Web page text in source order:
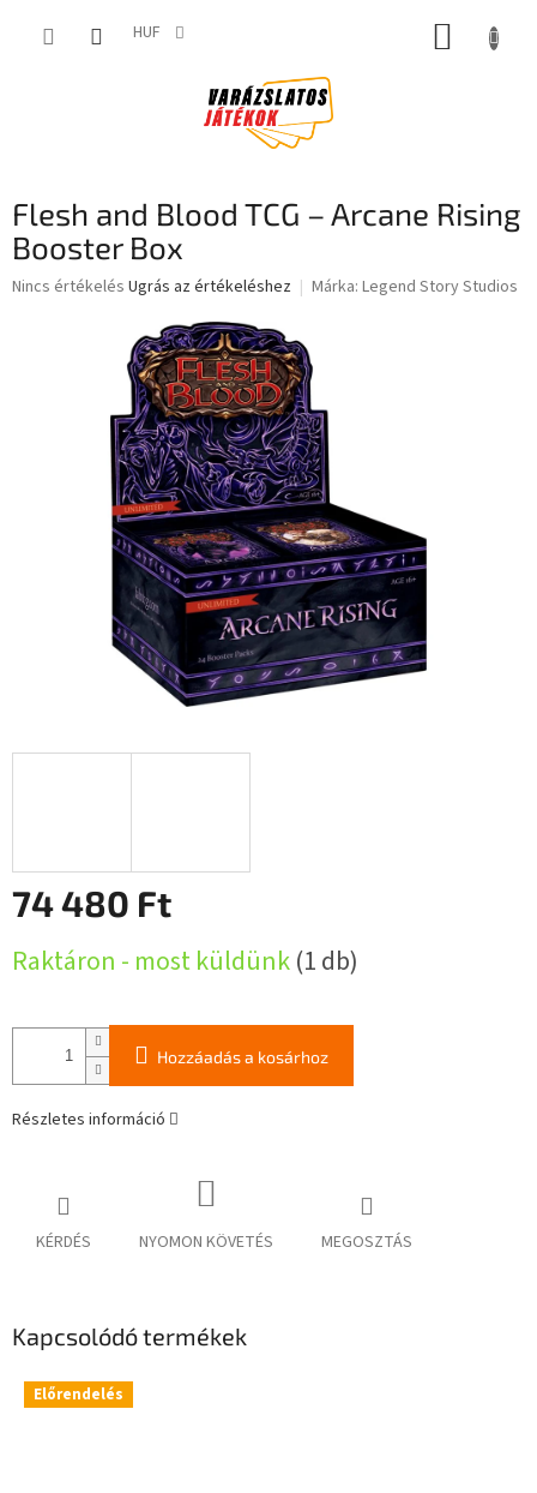
HUF KOSÁR
Flesh and Blood TCG – Arcane Rising
Booster Box
A
Nincs értékelés Ugrás az értékeléshez Márka: Legend Story Studios
74 480 Ft
Raktáron - most küldünk(1 db)
Hozzáadás a kosárhoz
Részletes információ
KÉRDÉS NYOMON KÖVETÉS MEGOSZTÁS
Kapcsolódó termékek
Előrendelés